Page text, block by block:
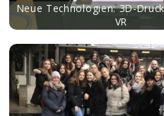
Neue Technologien: 3D-
VR
mehr